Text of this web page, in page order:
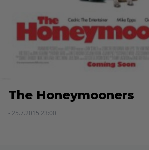
The Honeymooners
- 25.7.2015 23:00